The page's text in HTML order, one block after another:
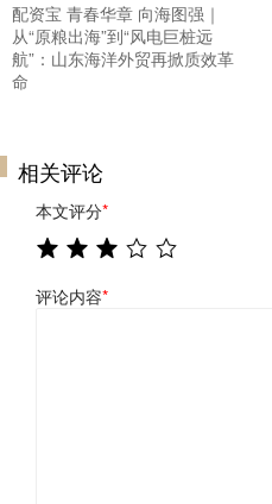
配资宝 青春华章 向海图强｜
从“原粮出海”到“风电巨桩远
航”：山东海洋外贸再掀质效革
命
相关评论
本文评分*
评论内容*